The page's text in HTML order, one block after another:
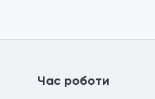
подорожей та багато
Ми пропонуємо тільки
Час роботи